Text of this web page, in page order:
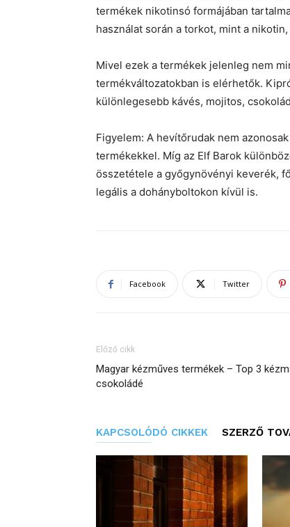
termékek nikotinsó formájában
használat során a torkot, mint a
Mivel ezek a termékek jelenleg nem
termékváltozatokban is elérhetők.
különlegesebb kávés, mojitos,
Figyelem: A hevítőrudak nem
termékekkel. Míg az Elf Barok
összetétele a győgynövényi keverék,
legális a dohányboltokon kívül is.
Facebook Twitter
Előző cikk
Magyar kézműves termékek – Top 3
csokoládé
KAPCSOLÓDÓ CIKKEK SZERZŐ